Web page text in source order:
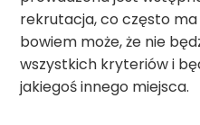
rekrutacja, co często ma
bowiem może, że nie
wszystkich kryteriów i
jakiegoś innego miejsca.